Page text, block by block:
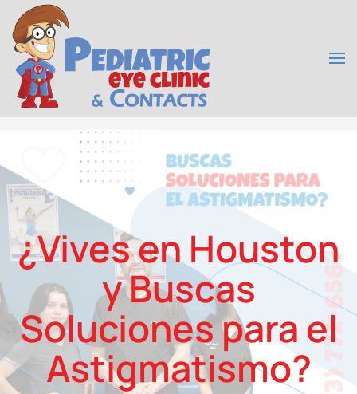
Skip to main content
¿Vives en Houston
y Buscas
Soluciones para el
Astigmatismo?